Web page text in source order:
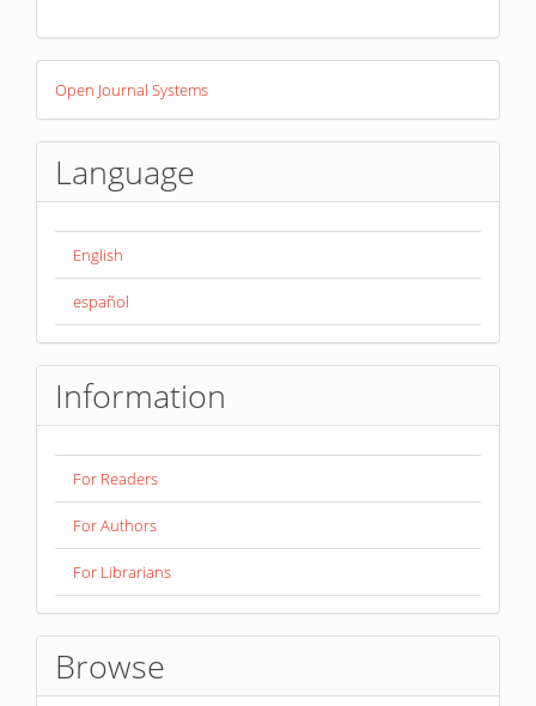
Developed
ByOpen Journal Systems
Language
English
español
Information
For Readers
For Authors
For Librarians
Browse